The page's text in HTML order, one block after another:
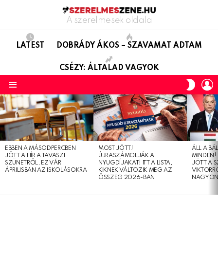
A szerelmesek oldala
LATEST DOBRÁDY ÁKOS – SZAVAMAT ADTAM
CSÉZY: ÁLTALAD VAGYOK
SKIN
LATEST
STORIES
EBBEN A MÁSODPERCBEN
JÖTT A HÍR A TAVASZI
SZÜNETRŐL, EZ VÁR
ÁPRILISBAN AZ ISKOLÁSOKRA
MOST JÖTT!
ÚJRASZÁMOLJÁK A
NYUGDÍJAKAT! ITT A LISTA,
KIKNEK VÁLTOZIK MEG AZ
ÖSSZEG 2026-BAN
ÁLL A
MINDEN!
JÖTT A